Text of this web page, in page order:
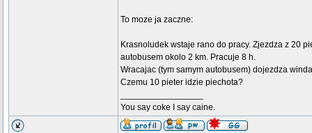
To moze ja zaczne:
Krasnoludek wstaje rano do pracy. Zjezdza z 20
autobusem okolo 2 km. Pracuje 8 h.
Wracajac (tym samym autobusem) dojezdza
Czemu 10 pieter idzie piechota?
You say coke I say caine.